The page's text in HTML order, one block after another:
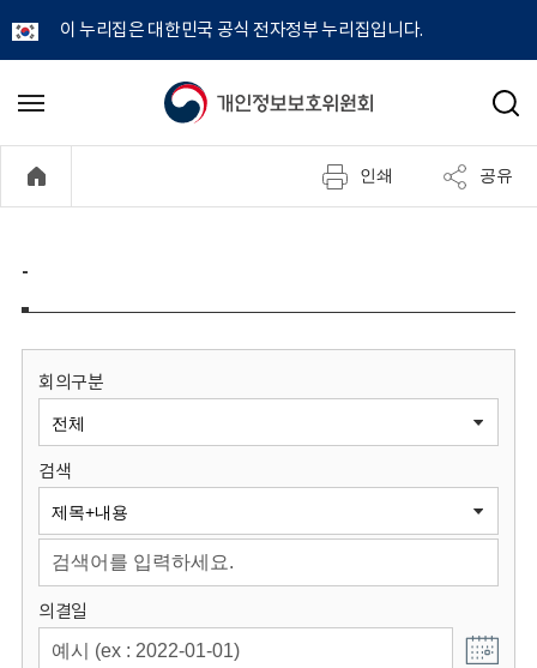
이 누리집은 대한민국 공식 전자정부 누리집입니다.
개
정
보
원
회
메
기
검
인쇄 공유
-
회의구분
검색
의결일